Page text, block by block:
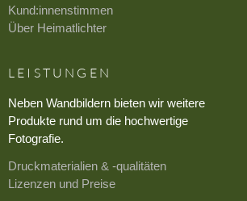
Kund:innenstimmen
Über Heimatlichter
LEISTUNGEN
Neben Wandbildern bieten wir weitere
Produkte rund um die hochwertige
Fotografie.
Druckmaterialien & -qualitäten
Lizenzen und Preise